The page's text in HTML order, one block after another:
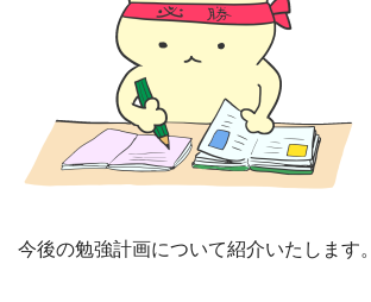
今後の勉強計画について紹介いたします。